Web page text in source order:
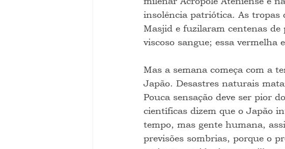
insolência patriótica. As tropas
Masjid e fuzilaram centenas de
viscoso sangue; essa vermelha
Mas a semana começa com a
Japão. Desastres naturais
Pouca sensação deve ser pior
científicas dizem que o Japão
tempo, mas gente humana,
previsões sombrias, porque o